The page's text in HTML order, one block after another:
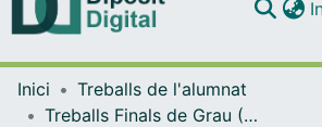
Navega
Inici
Treballs de l'alumnat
Treballs Finals de Grau (TFG) - Història de l'Art